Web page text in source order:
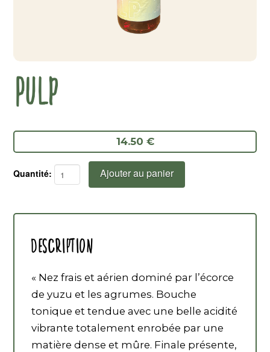
PULP
14.50 €
Pulp
Ajouter au panier
Description
« Nez frais et aérien dominé par l’écorce
de yuzu et les agrumes. Bouche
tonique et tendue avec une belle acidité
vibrante totalement enrobée par une
matière dense et mûre. Finale présente,